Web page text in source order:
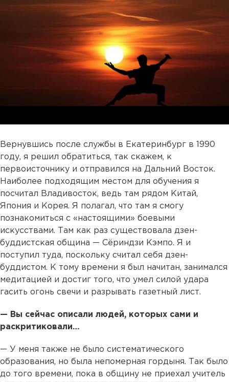
Вернувшись после службы в Екатеринбург в 1990
году, я решил обратиться, так скажем, к
первоисточнику и отправился на Дальний Восток.
Наиболее подходящим местом для обучения я
посчитал Владивосток, ведь там рядом Китай,
Япония и Корея. Я полагал, что там я смогу
познакомиться с «настоящими» боевыми
искусствами. Там как раз существовала дзен-
буддистская община — Сёриндзи Кэмпо. Я и
поступил туда, поскольку считал себя дзен-
буддистом. К тому времени я был начитан, занимался
медитацией и достиг того, что умел силой удара
гасить огонь свечи и разрывать газетный лист.
— Вы сейчас описали людей, которых сами и
раскритиковали…
— У меня также не было систематического
образования, но была непомерная гордыня. Так было
до того времени, пока в общину не приехал учитель